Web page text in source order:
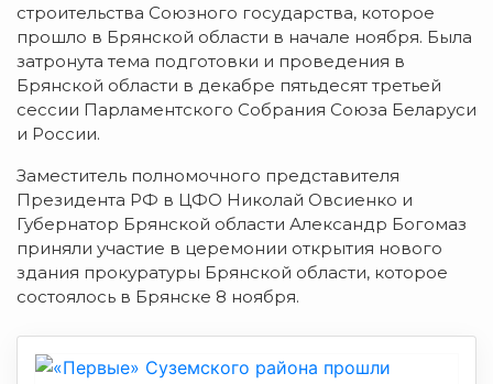
строительства Союзного государства, которое
прошло в Брянской области в начале ноября. Была
затронута тема подготовки и проведения в
Брянской области в декабре пятьдесят третьей
сессии Парламентского Собрания Союза Беларуси
и России.
Заместитель полномочного представителя
Президента РФ в ЦФО Николай Овсиенко и
Губернатор Брянской области Александр Богомаз
приняли участие в церемонии открытия нового
здания прокуратуры Брянской области, которое
состоялось в Брянске 8 ноября.